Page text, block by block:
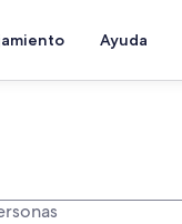
Ayuda